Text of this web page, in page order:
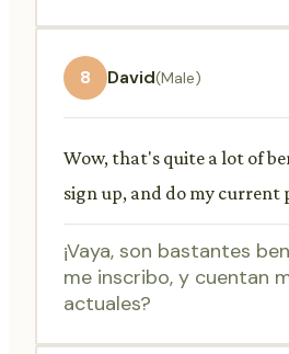
8 David(Male)
Wow, that's quite a lot of
sign up, and do my current
¡Vaya, son bastantes
me inscribo, y cuentan
actuales?